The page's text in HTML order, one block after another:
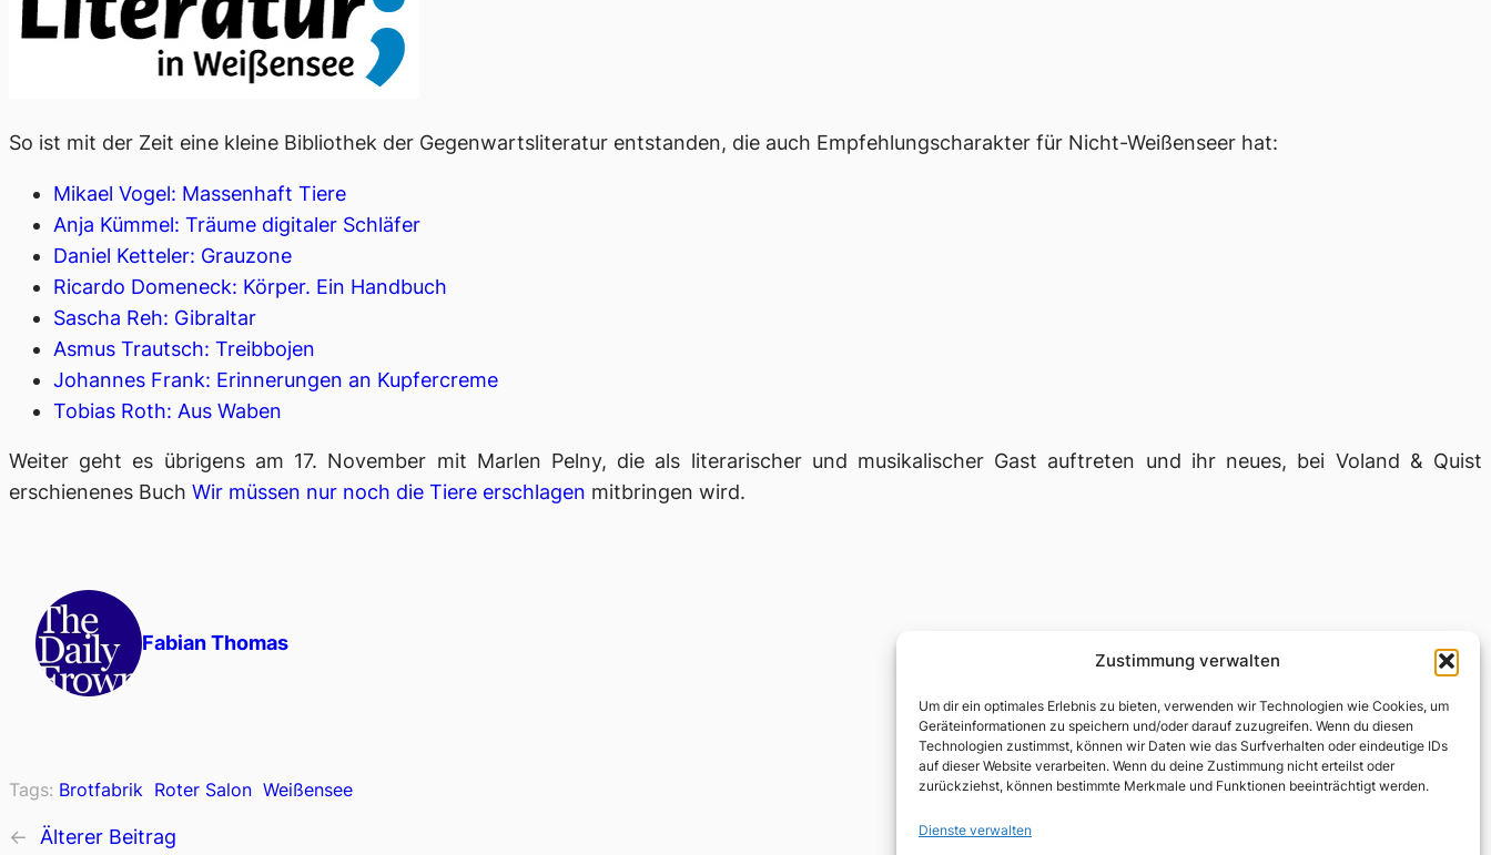
Zustimmung verwalten
Um dir ein optimales Erlebnis zu bieten, verwenden wir Technologien wie Cookies, um
Geräteinformationen zu speichern und/oder darauf zuzugreifen. Wenn du diesen
Technologien zustimmst, können wir Daten wie das Surfverhalten oder eindeutige IDs
auf dieser Website verarbeiten. Wenn du deine Zustimmung nicht erteilst oder
zurückziehst, können bestimmte Merkmale und Funktionen beeinträchtigt werden.
Dienste verwalten
So ist mit der Zeit eine kleine Bibliothek der Gegenwartsliteratur entstanden, die auch Empfehlungscharakter für Nicht-Weißenseer hat:
Mikael Vogel: Massenhaft Tiere
Anja Kümmel: Träume digitaler Schläfer
Daniel Ketteler: Grauzone
Ricardo Domeneck: Körper. Ein Handbuch
Sascha Reh: Gibraltar
Asmus Trautsch: Treibbojen
Johannes Frank: Erinnerungen an Kupfercreme
Tobias Roth: Aus Waben
Weiter geht es übrigens am 17. November mit Marlen Pelny, die als literarischer und musikalischer Gast auftreten und ihr neues, bei Voland & Quist
erschienenes Buch Wir müssen nur noch die Tiere erschlagen mitbringen wird.
Fabian Thomas
Tags: Brotfabrik Roter Salon Weißensee
← Älterer Beitrag